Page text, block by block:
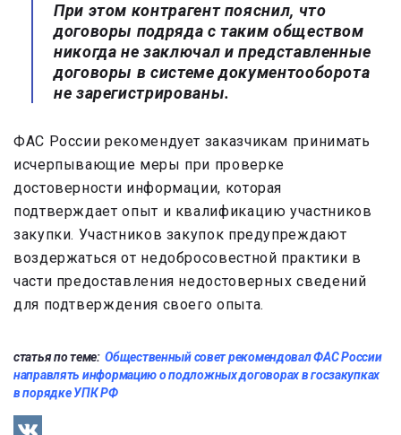
При этом контрагент пояснил, что
договоры подряда с таким обществом
никогда не заключал и представленные
договоры в системе документооборота
не зарегистрированы.
ФАС России рекомендует заказчикам принимать
исчерпывающие меры при проверке
достоверности информации, которая
подтверждает опыт и квалификацию участников
закупки. Участников закупок предупреждают
воздержаться от недобросовестной практики в
части предоставления недостоверных сведений
для подтверждения своего опыта.
статья по теме:Общественный совет рекомендовал ФАС России
направлять информацию о подложных договорах в госзакупках
в порядке УПК РФ